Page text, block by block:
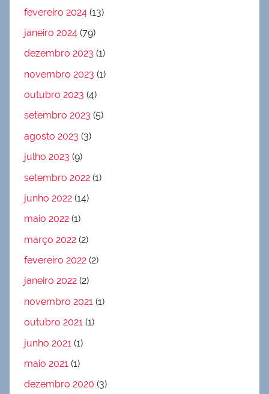
fevereiro 2024 (13)
janeiro 2024 (79)
dezembro 2023 (1)
novembro 2023 (1)
outubro 2023 (4)
setembro 2023 (5)
agosto 2023 (3)
julho 2023 (9)
setembro 2022 (1)
junho 2022 (14)
maio 2022 (1)
março 2022 (2)
fevereiro 2022 (2)
janeiro 2022 (2)
novembro 2021 (1)
outubro 2021 (1)
junho 2021 (1)
maio 2021 (1)
dezembro 2020 (3)